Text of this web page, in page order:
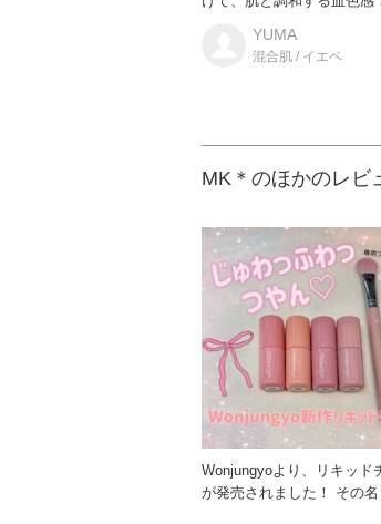
YUMA
混合肌 / イエベ
MK＊のほかのレビ
Wonjungyoより、リキッド
が発売されました！ その名